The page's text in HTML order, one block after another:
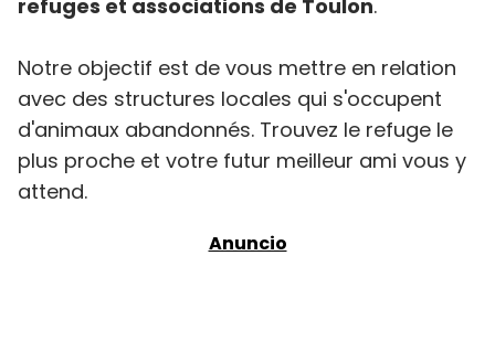
refuges et associations de Toulon.
Notre objectif est de vous mettre en relation
avec des structures locales qui s'occupent
d'animaux abandonnés. Trouvez le refuge le
plus proche et votre futur meilleur ami vous y
attend.